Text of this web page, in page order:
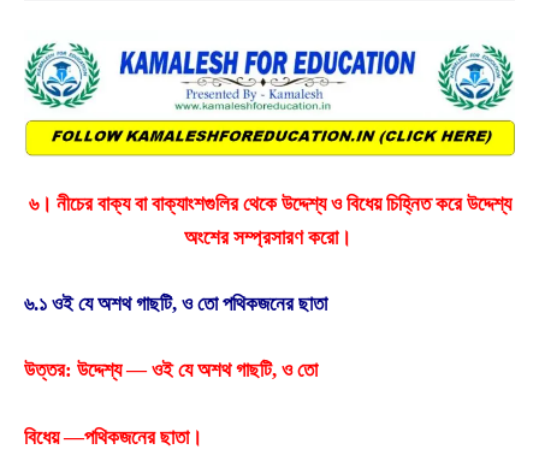
৬। নীচের বাক্য বা বাক্যাংশগুলির থেকে উদ্দেশ্য ও বিধেয় চিহ্নিত করে উদ্দেশ্য
অংশের সম্প্রসারণ করাে।
৬.১ ওই যে অশথ গাছটি, ও তাে পথিকজনের ছাতা
উত্তর: উদ্দেশ্য — ওই যে অশথ গাছটি, ও তাে
বিধেয় —পথিকজনের ছাতা।